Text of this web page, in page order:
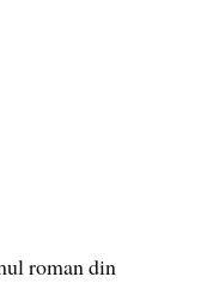
roman din